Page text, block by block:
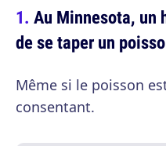
Au Minnesota, un
de se taper un
Même si le poisson
consentant.